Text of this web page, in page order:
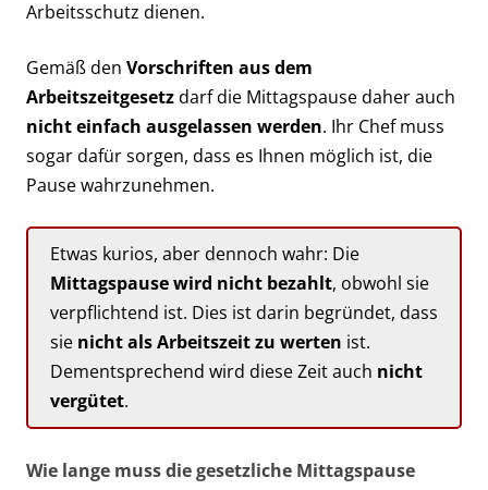
Arbeitsschutz dienen.
Gemäß den Vorschriften aus dem
Arbeitszeitgesetzdarf die Mittagspause daher auch
nicht einfach ausgelassen werden. Ihr Chef muss
sogar dafür sorgen, dass es Ihnen möglich ist, die
Pause wahrzunehmen.
Etwas kurios, aber dennoch wahr: Die
Mittagspause wird nicht bezahlt, obwohl sie
verpflichtend ist. Dies ist darin begründet, dass
sie nicht als Arbeitszeit zu werten ist.
Dementsprechend wird diese Zeit auch nicht
vergütet.
Wie lange muss die gesetzliche Mittagspause